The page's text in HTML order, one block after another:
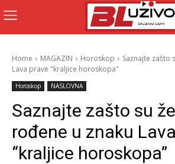
Home MAGAZIN Horoskop
Saznajte zašto
Lava prave "kraljice horoskopa"
Horoskop NASLOVNA
Saznajte zašto su
rođene u znaku
“kraljice horoskopa”